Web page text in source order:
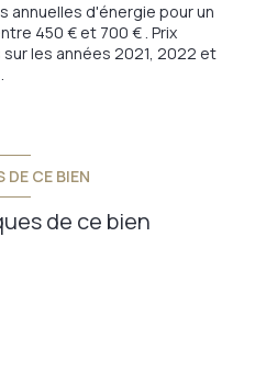
d'énergie pour un
450 € et 700 € . Prix
les années 2021, 2022 et
DE CE BIEN
de ce bien